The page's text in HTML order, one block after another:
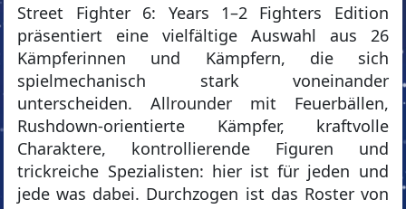
Street Fighter 6: Years 1–2 Fighters Edition
präsentiert eine vielfältige Auswahl aus 26
Kämpferinnen und Kämpfern, die sich
spielmechanisch stark voneinander
unterscheiden. Allrounder mit Feuerbällen,
Rushdown-orientierte Kämpfer, kraftvolle
Charaktere, kontrollierende Figuren und
trickreiche Spezialisten: hier ist für jeden und
jede was dabei. Durchzogen ist das Roster von